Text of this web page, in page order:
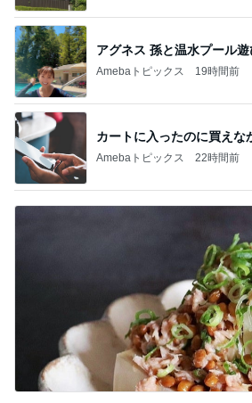
アグネス 孫と温水プール遊
Amebaトピックス 19時間前
カートに入ったのに買えな
Amebaトピックス 22時間前